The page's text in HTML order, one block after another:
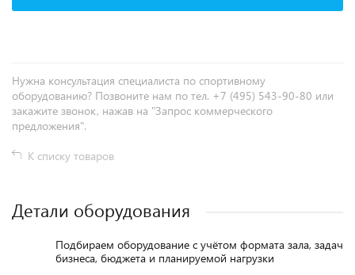
Нужна консультация специалиста по спортивному
оборудованию? Позвоните нам по тел. +7 (495) 543-90-80 или
закажите звонок, нажав на "Запрос коммерческого
предложения".
К списку товаров
Детали оборудования
Подбираем оборудование с учётом формата зала, задач
бизнеса, бюджета и планируемой нагрузки